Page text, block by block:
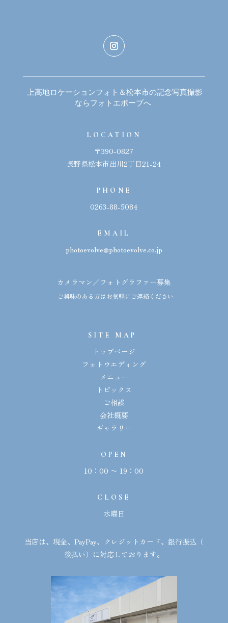
上高地ロケーションフォト＆松本市の記念写真撮影
ならフォトエボーブへ
LOCATION
〒390-0827
長野県松本市出川2丁目21-24
PHONE
0263-88-5084
EMAIL
photoevolve@photoevolve.co.jp
カメラマン／フォトグラファー募集
ご興味のある方はお気軽にご連絡ください
SITE MAP
トップページ
フォトウエディング
メニュー
トピックス
ご相談
会社概要
ギャラリー
OPEN
10：00 〜 19：00
CLOSE
水曜日
当店は、現金、 PayPay、クレジットカード、銀行振込（
後払い）に対応しております。